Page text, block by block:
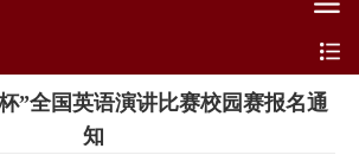
”全国英语演讲比赛校园赛报名通
知